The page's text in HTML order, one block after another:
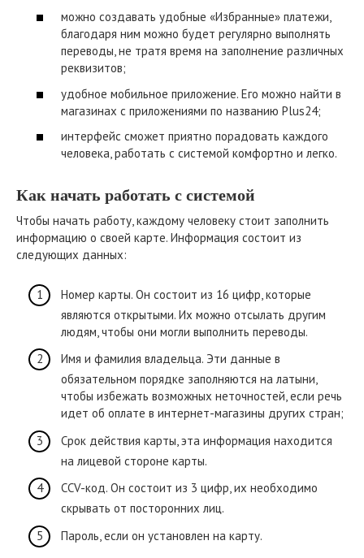
можно создавать удобные «Избранные» платежи,
благодаря ним можно будет регулярно выполнять
переводы, не тратя время на заполнение различных
реквизитов;
удобное мобильное приложение. Его можно найти в
магазинах с приложениями по названию Plus24;
интерфейс сможет приятно порадовать каждого
человека, работать с системой комфортно и легко.
Как начать работать с системой
Чтобы начать работу, каждому человеку стоит заполнить
информацию о своей карте. Информация состоит из
следующих данных:
Номер карты. Он состоит из 16 цифр, которые
являются открытыми. Их можно отсылать другим
людям, чтобы они могли выполнить переводы.
Имя и фамилия владельца. Эти данные в
обязательном порядке заполняются на латыни,
чтобы избежать возможных неточностей, если речь
идет об оплате в интернет-магазины других стран;
Срок действия карты, эта информация находится
на лицевой стороне карты.
CCV-код. Он состоит из 3 цифр, их необходимо
скрывать от посторонних лиц.
Пароль, если он установлен на карту.